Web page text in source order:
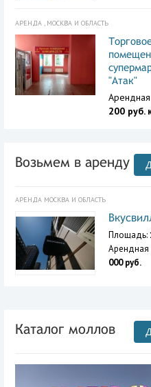
АРЕНДА , МОСКВА И ОБЛАСТЬ
"Атак"
Арендная
200 руб.
Возьмем в аренду
АРЕНДА МОСКВА И ОБЛАСТЬ
Площадь:
Арендная
000 руб.
Каталог моллов